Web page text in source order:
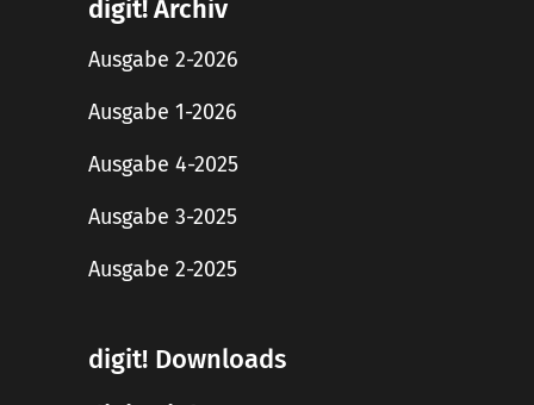
digit! Archiv
Ausgabe 2-2026
Ausgabe 1-2026
Ausgabe 4-2025
Ausgabe 3-2025
Ausgabe 2-2025
digit! Downloads